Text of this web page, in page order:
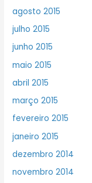
agosto 2015
julho 2015
junho 2015
maio 2015
abril 2015
março 2015
fevereiro 2015
janeiro 2015
dezembro 2014
novembro 2014